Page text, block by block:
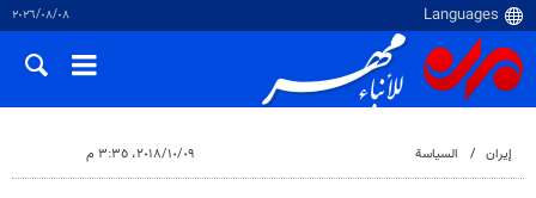
٠٨‏/٠٨‏/٢٠٢٦
إيران السياسة ٠٩‏/١٠‏/٢٠١٨، ٣:٣٥ م